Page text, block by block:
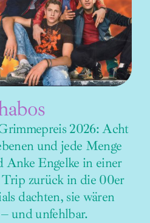
2026: Acht
und jede Menge
Anke Engelke in einer
zurück in die 00er
dachten, sie wären
und unfehlbar.